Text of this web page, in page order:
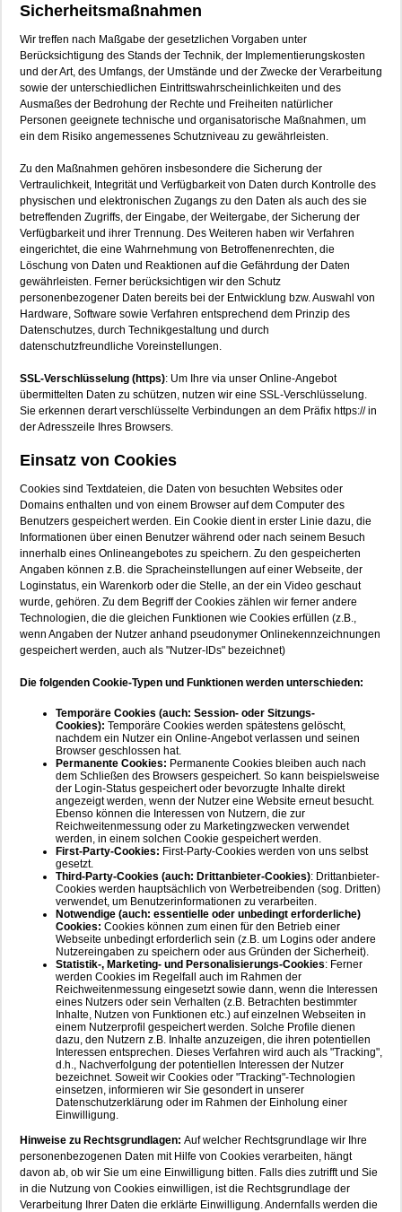
Sicherheitsmaßnahmen
Wir treffen nach Maßgabe der gesetzlichen Vorgaben unter
Berücksichtigung des Stands der Technik, der Implementierungskosten
und der Art, des Umfangs, der Umstände und der Zwecke der Verarbeitung
sowie der unterschiedlichen Eintrittswahrscheinlichkeiten und des
Ausmaßes der Bedrohung der Rechte und Freiheiten natürlicher
Personen geeignete technische und organisatorische Maßnahmen, um
ein dem Risiko angemessenes Schutzniveau zu gewährleisten.
Zu den Maßnahmen gehören insbesondere die Sicherung der
Vertraulichkeit, Integrität und Verfügbarkeit von Daten durch Kontrolle des
physischen und elektronischen Zugangs zu den Daten als auch des sie
betreffenden Zugriffs, der Eingabe, der Weitergabe, der Sicherung der
Verfügbarkeit und ihrer Trennung. Des Weiteren haben wir Verfahren
eingerichtet, die eine Wahrnehmung von Betroffenenrechten, die
Löschung von Daten und Reaktionen auf die Gefährdung der Daten
gewährleisten. Ferner berücksichtigen wir den Schutz
personenbezogener Daten bereits bei der Entwicklung bzw. Auswahl von
Hardware, Software sowie Verfahren entsprechend dem Prinzip des
Datenschutzes, durch Technikgestaltung und durch
datenschutzfreundliche Voreinstellungen.
SSL-Verschlüsselung (https): Um Ihre via unser Online-Angebot
übermittelten Daten zu schützen, nutzen wir eine SSL-Verschlüsselung.
Sie erkennen derart verschlüsselte Verbindungen an dem Präfix https:// in
der Adresszeile Ihres Browsers.
Einsatz von Cookies
Cookies sind Textdateien, die Daten von besuchten Websites oder
Domains enthalten und von einem Browser auf dem Computer des
Benutzers gespeichert werden. Ein Cookie dient in erster Linie dazu, die
Informationen über einen Benutzer während oder nach seinem Besuch
innerhalb eines Onlineangebotes zu speichern. Zu den gespeicherten
Angaben können z.B. die Spracheinstellungen auf einer Webseite, der
Loginstatus, ein Warenkorb oder die Stelle, an der ein Video geschaut
wurde, gehören. Zu dem Begriff der Cookies zählen wir ferner andere
Technologien, die die gleichen Funktionen wie Cookies erfüllen (z.B.,
wenn Angaben der Nutzer anhand pseudonymer Onlinekennzeichnungen
gespeichert werden, auch als "Nutzer-IDs" bezeichnet)
Die folgenden Cookie-Typen und Funktionen werden unterschieden:
Temporäre Cookies (auch: Session- oder Sitzungs-
Cookies): Temporäre Cookies werden spätestens gelöscht,
nachdem ein Nutzer ein Online-Angebot verlassen und seinen
Browser geschlossen hat.
Permanente Cookies: Permanente Cookies bleiben auch nach
dem Schließen des Browsers gespeichert. So kann beispielsweise
der Login-Status gespeichert oder bevorzugte Inhalte direkt
angezeigt werden, wenn der Nutzer eine Website erneut besucht.
Ebenso können die Interessen von Nutzern, die zur
Reichweitenmessung oder zu Marketingzwecken verwendet
werden, in einem solchen Cookie gespeichert werden.
First-Party-Cookies: First-Party-Cookies werden von uns selbst
gesetzt.
Third-Party-Cookies (auch: Drittanbieter-Cookies): Drittanbieter-
Cookies werden hauptsächlich von Werbetreibenden (sog. Dritten)
verwendet, um Benutzerinformationen zu verarbeiten.
Notwendige (auch: essentielle oder unbedingt erforderliche)
Cookies: Cookies können zum einen für den Betrieb einer
Webseite unbedingt erforderlich sein (z.B. um Logins oder andere
Nutzereingaben zu speichern oder aus Gründen der Sicherheit).
Statistik-, Marketing- und Personalisierungs-Cookies: Ferner
werden Cookies im Regelfall auch im Rahmen der
Reichweitenmessung eingesetzt sowie dann, wenn die Interessen
eines Nutzers oder sein Verhalten (z.B. Betrachten bestimmter
Inhalte, Nutzen von Funktionen etc.) auf einzelnen Webseiten in
einem Nutzerprofil gespeichert werden. Solche Profile dienen
dazu, den Nutzern z.B. Inhalte anzuzeigen, die ihren potentiellen
Interessen entsprechen. Dieses Verfahren wird auch als "Tracking",
d.h., Nachverfolgung der potentiellen Interessen der Nutzer
bezeichnet. Soweit wir Cookies oder "Tracking"-Technologien
einsetzen, informieren wir Sie gesondert in unserer
Datenschutzerklärung oder im Rahmen der Einholung einer
Einwilligung.
Hinweise zu Rechtsgrundlagen: Auf welcher Rechtsgrundlage wir Ihre
personenbezogenen Daten mit Hilfe von Cookies verarbeiten, hängt
davon ab, ob wir Sie um eine Einwilligung bitten. Falls dies zutrifft und Sie
in die Nutzung von Cookies einwilligen, ist die Rechtsgrundlage der
Verarbeitung Ihrer Daten die erklärte Einwilligung. Andernfalls werden die